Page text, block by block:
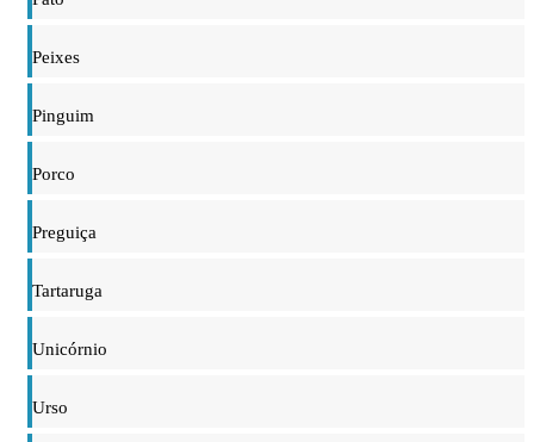
Peixes
Pinguim
Porco
Preguiça
Tartaruga
Unicórnio
Urso